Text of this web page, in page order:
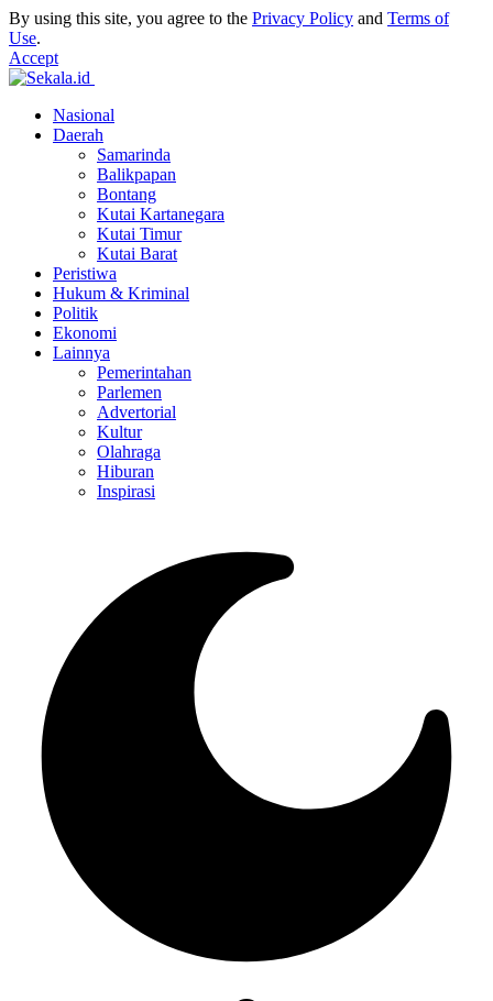
By using this site, you agree to the Privacy Policy and Terms of
Use.
Accept
Nasional
Daerah
Samarinda
Balikpapan
Bontang
Kutai Kartanegara
Kutai Timur
Kutai Barat
Peristiwa
Hukum & Kriminal
Politik
Ekonomi
Lainnya
Pemerintahan
Parlemen
Advertorial
Kultur
Olahraga
Hiburan
Inspirasi